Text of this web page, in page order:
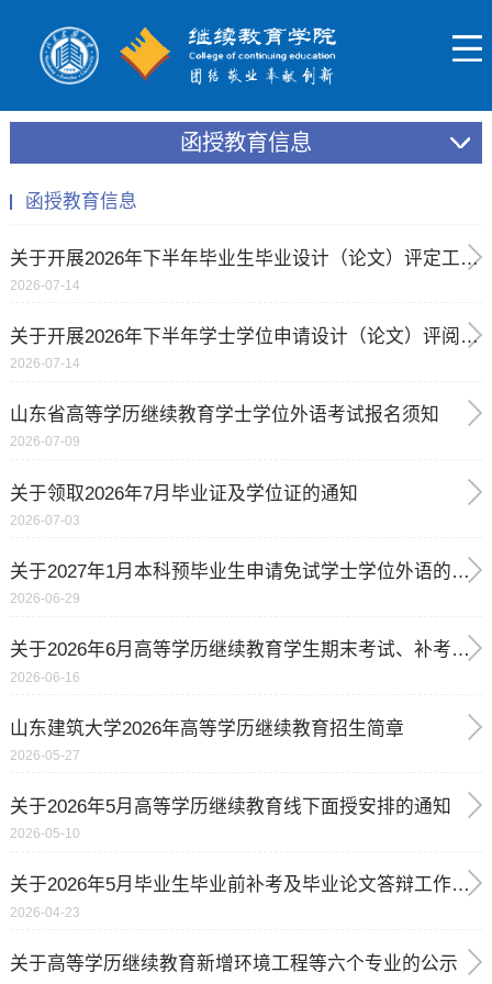
函授教育信息
函授教育信息
关于开展2026年下半年毕业生毕业设计（论文）评定工作的通知
2026-07-14
关于开展2026年下半年学士学位申请设计（论文）评阅审核工作的通知
2026-07-14
山东省高等学历继续教育学士学位外语考试报名须知
2026-07-09
关于领取2026年7月毕业证及学位证的通知
2026-07-03
关于2027年1月本科预毕业生申请免试学士学位外语的通知
2026-06-29
关于2026年6月高等学历继续教育学生期末考试、补考的通知
2026-06-16
山东建筑大学2026年高等学历继续教育招生简章
2026-05-27
关于2026年5月高等学历继续教育线下面授安排的通知
2026-05-10
关于2026年5月毕业生毕业前补考及毕业论文答辩工作安排的通知
2026-04-23
关于高等学历继续教育新增环境工程等六个专业的公示